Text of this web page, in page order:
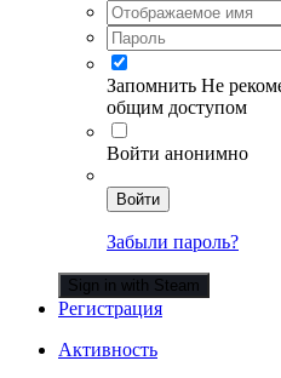
Запомнить Не
общим доступом
Войти анонимно
Войти
Забыли пароль?
Sign in with Steam
Регистрация
Активность